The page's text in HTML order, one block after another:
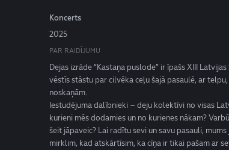
Koncerts
2025
PAR RAIDĪJUMU
Dejas izrāde “Kastaņa puslode” ir īpašs XIII
vēstīs stāstu par cilvēka ceļu šajā pasaulē, ar
noskaņām.
Iestudējuma dalībnieki – deju kolektīvi no visas
kurieni mēs dodamies un no kurienes nākam?
šeit jāpaveic? Lai radītu sevi un savu pasauli,
mirklim, kad atskārtīsim, ka cīņa ir tikai pašam ar